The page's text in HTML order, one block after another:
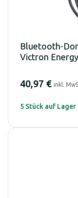
Bluetooth-
Victron
40,97 € inkl.
5 Stück auf Lager